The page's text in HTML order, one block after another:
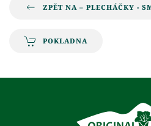
ZPĚT NA – PLECHÁČKY -
POKLADNA